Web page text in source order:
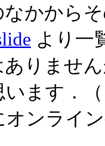
かから
より一
ありませ
います．
ンライ